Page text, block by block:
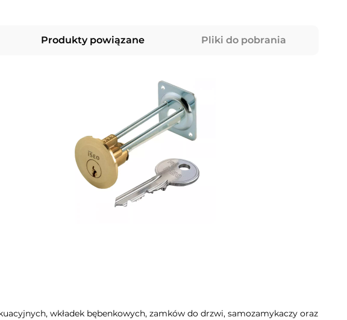
Produkty powiązane Pliki do pobrania
wkładek bębenkowych, zamków do drzwi, samozamykaczy oraz